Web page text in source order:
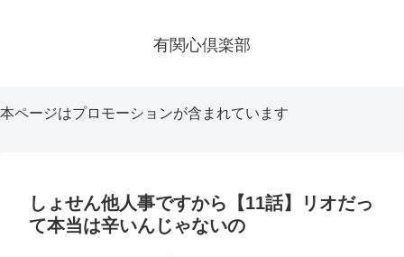
有関心倶楽部
本ページはプロモーションが含まれています
しょせん他人事ですから【11話】リオだっ
て本当は辛いんじゃないの